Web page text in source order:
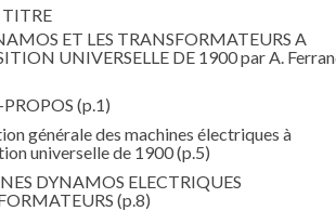
TITRE
ET LES TRANSFORMATEURS A
UNIVERSELLE DE 1900 par A.
(p.1)
générale des machines électriques à
universelle de 1900(p.5)
DYNAMOS ELECTRIQUES
(p.8)